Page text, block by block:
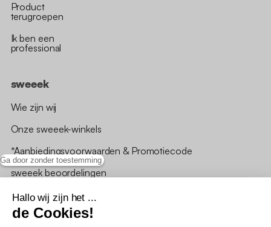
Ga door zonder toestemming
Hallo wij zijn het ...
de Cookies!
Product
terugroepen
Ik ben een
professional
sweeek
Wie zijn wij
Onze sweeek-winkels
*Aanbiedingsvoorwaarden & Promotiecode
sweeek beoordelingen